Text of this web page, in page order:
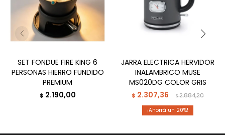
SET FONDUE FIRE KING 6
PERSONAS HIERRO FUNDIDO
PREMIUM
$ 2.190,00
JARRA ELECTRICA HERVIDOR
INALAMBRICO MUSE
MS020DG COLOR GRIS
$ 2.307,36 $2.884,20
20